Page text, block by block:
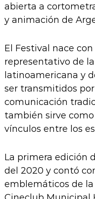
abierta a
y animación de
El Festival nace
representativo de
latinoamericana y
ser transmitidos
comunicación
también sirve
vínculos entre los
La primera edición
del 2020 y contó
emblemáticos de